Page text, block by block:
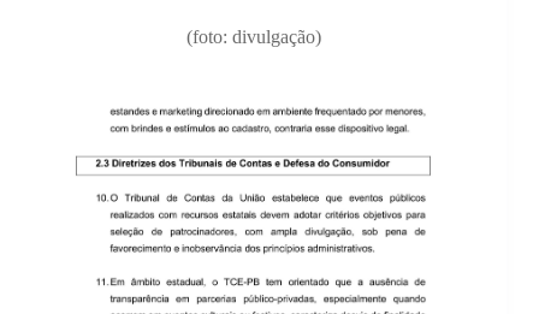
(foto: divulgação)